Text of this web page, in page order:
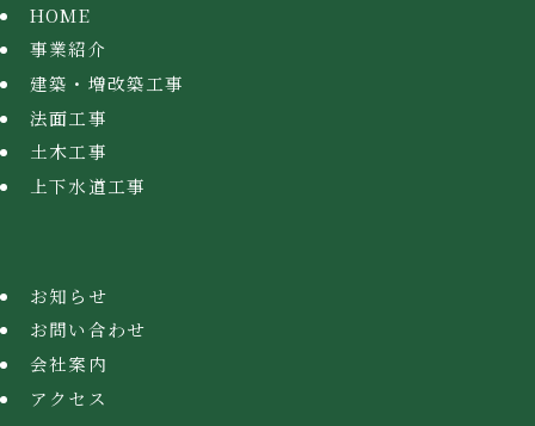
HOME
事業紹介
建築・増改築工事
法面工事
土木工事
上下水道工事
お知らせ
お問い合わせ
会社案内
アクセス